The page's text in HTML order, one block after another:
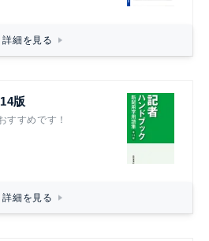
詳細を見る
版
すすめです！
詳細を見る